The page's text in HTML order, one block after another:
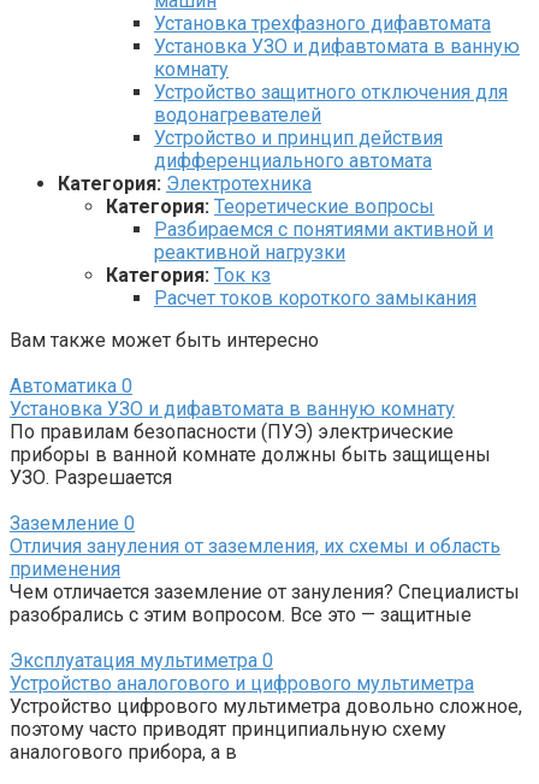
Установка трехфазного дифавтомата
Установка УЗО и дифавтомата в ванную
комнату
Устройство защитного отключения для
водонагревателей
Устройство и принцип действия
дифференциального автомата
Категория: Электротехника
Категория: Теоретические вопросы
Разбираемся с понятиями активной и
реактивной нагрузки
Категория: Ток кз
Расчет токов короткого замыкания
Вам также может быть интересно
Автоматика 0
Установка УЗО и дифавтомата в ванную комнату
По правилам безопасности (ПУЭ) электрические
приборы в ванной комнате должны быть защищены
УЗО. Разрешается
Заземление 0
Отличия зануления от заземления, их схемы и область
применения
Чем отличается заземление от зануления? Специалисты
разобрались с этим вопросом. Все это — защитные
Эксплуатация мультиметра 0
Устройство аналогового и цифрового мультиметра
Устройство цифрового мультиметра довольно сложное,
поэтому часто приводят принципиальную схему
аналогового прибора, а в